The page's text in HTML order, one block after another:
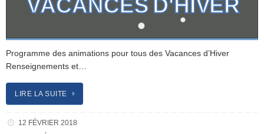
Programme des animations pour tous des Vacances d’Hiver
Renseignements et…
LIRE LA SUITE
12 FÉVRIER 2018